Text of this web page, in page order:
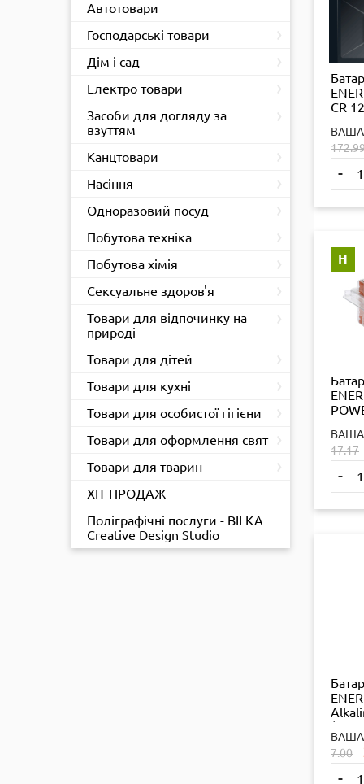
Автотовари
Господарські товари
Дім і сад
Електро товари
Засоби для догляду за
взуттям
Канцтовари
Насіння
Одноразовий посуд
Побутова техніка
Побутова хімія
Сексуальне здоров'я
Товари для відпочинку на
природі
Товари для дітей
Товари для кухні
Товари для особистої гігієни
Товари для оформлення свят
Товари для тварин
ХІТ ПРОДАЖ
Поліграфічні послуги - BILKA
Creative Design Studio
CR
ВАША
-
Н
кейс
ВАША
17.17
-
65324
ВАША
7.00
-